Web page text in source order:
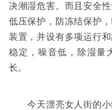
决潮湿危害。而且安全
低压保护，防冻结保护
装置，并设有多项运行
稳定，噪音低，除湿量
长。
今天漂亮女人街的小